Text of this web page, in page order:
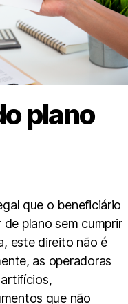
plano
que o beneficiário
plano sem cumprir
este direito não é
as operadoras
que não